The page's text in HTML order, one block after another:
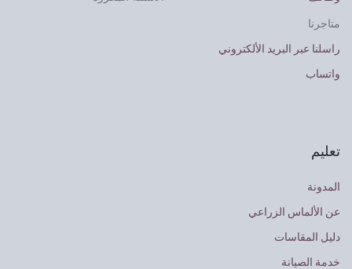
متاجرنا
راسلنا عبر البريد الألكتروني
واتساب
تعليم
المدونة
عن الألماس الزراعي
دليل المقاسات
خدمة الصيانة